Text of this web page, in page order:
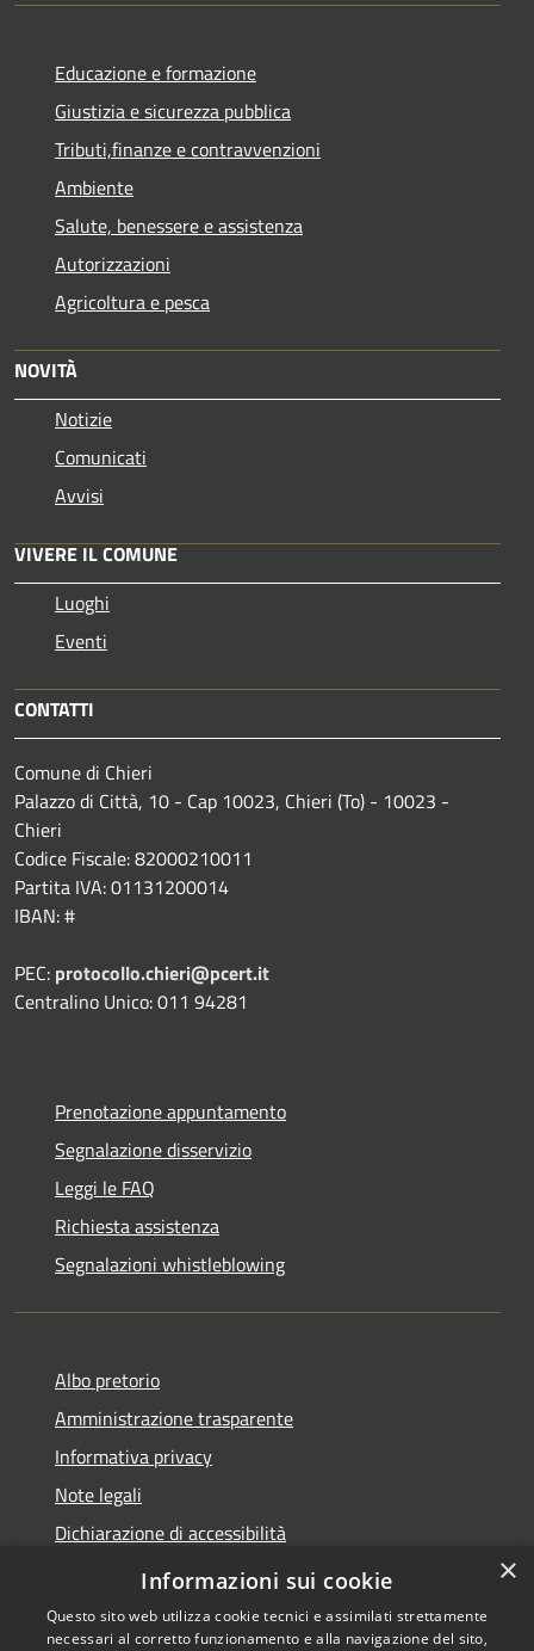
Educazione e formazione
Giustizia e sicurezza pubblica
Tributi,finanze e contravvenzioni
Ambiente
Salute, benessere e assistenza
Autorizzazioni
Agricoltura e pesca
NOVITÀ
Notizie
Comunicati
Avvisi
VIVERE IL COMUNE
Luoghi
Eventi
CONTATTI
Comune di Chieri
Palazzo di Città, 10 - Cap 10023, Chieri (To) - 10023 -
Chieri
Codice Fiscale: 82000210011
Partita IVA: 01131200014
IBAN: #
PEC: protocollo.chieri@pcert.it
Centralino Unico: 011 94281
Prenotazione appuntamento
Segnalazione disservizio
Leggi le FAQ
Richiesta assistenza
Segnalazioni whistleblowing
Albo pretorio
Amministrazione trasparente
Informativa privacy
Note legali
Dichiarazione di accessibilità
Meccanismo di Feedback
×
Informazioni sui cookie
Questo sito web utilizza cookie tecnici e assimilati strettamente
necessari al corretto funzionamento e alla navigazione del sito,